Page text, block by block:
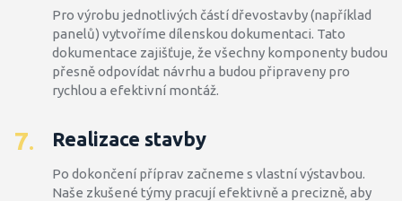
Pro výrobu jednotlivých částí dřevostavby (například
panelů) vytvoříme dílenskou dokumentaci. Tato
dokumentace zajišťuje, že všechny komponenty budou
přesně odpovídat návrhu a budou připraveny pro
rychlou a efektivní montáž.
7. Realizace stavby
Po dokončení příprav začneme s vlastní výstavbou.
Naše zkušené týmy pracují efektivně a precizně, aby